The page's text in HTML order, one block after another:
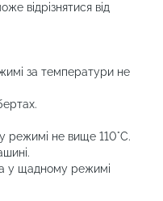
відрізнятися від
за температури не
режимі не вище 110°C.
у щадному режимі